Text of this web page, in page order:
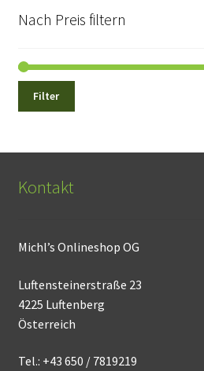
Nach Preis filtern
Filter
Kontakt
Michl’s Onlineshop OG
Luftensteinerstraße 23
4225 Luftenberg
Österreich
Tel.: +43 650 / 7819219